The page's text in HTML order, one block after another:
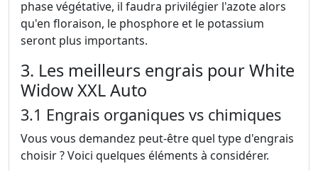
phase végétative, il faudra privilégier l'azote alors
qu'en floraison, le phosphore et le potassium
seront plus importants.
3. Les meilleurs engrais pour White
Widow XXL Auto
3.1 Engrais organiques vs chimiques
Vous vous demandez peut-être quel type d'engrais
choisir ? Voici quelques éléments à considérer.